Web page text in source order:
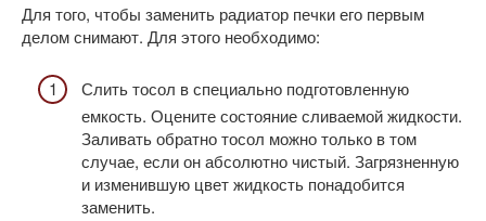
Для того, чтобы заменить радиатор печки его первым
делом снимают. Для этого необходимо:
Слить тосол в специально подготовленную
емкость. Оцените состояние сливаемой жидкости.
Заливать обратно тосол можно только в том
случае, если он абсолютно чистый. Загрязненную
и изменившую цвет жидкость понадобится
заменить.